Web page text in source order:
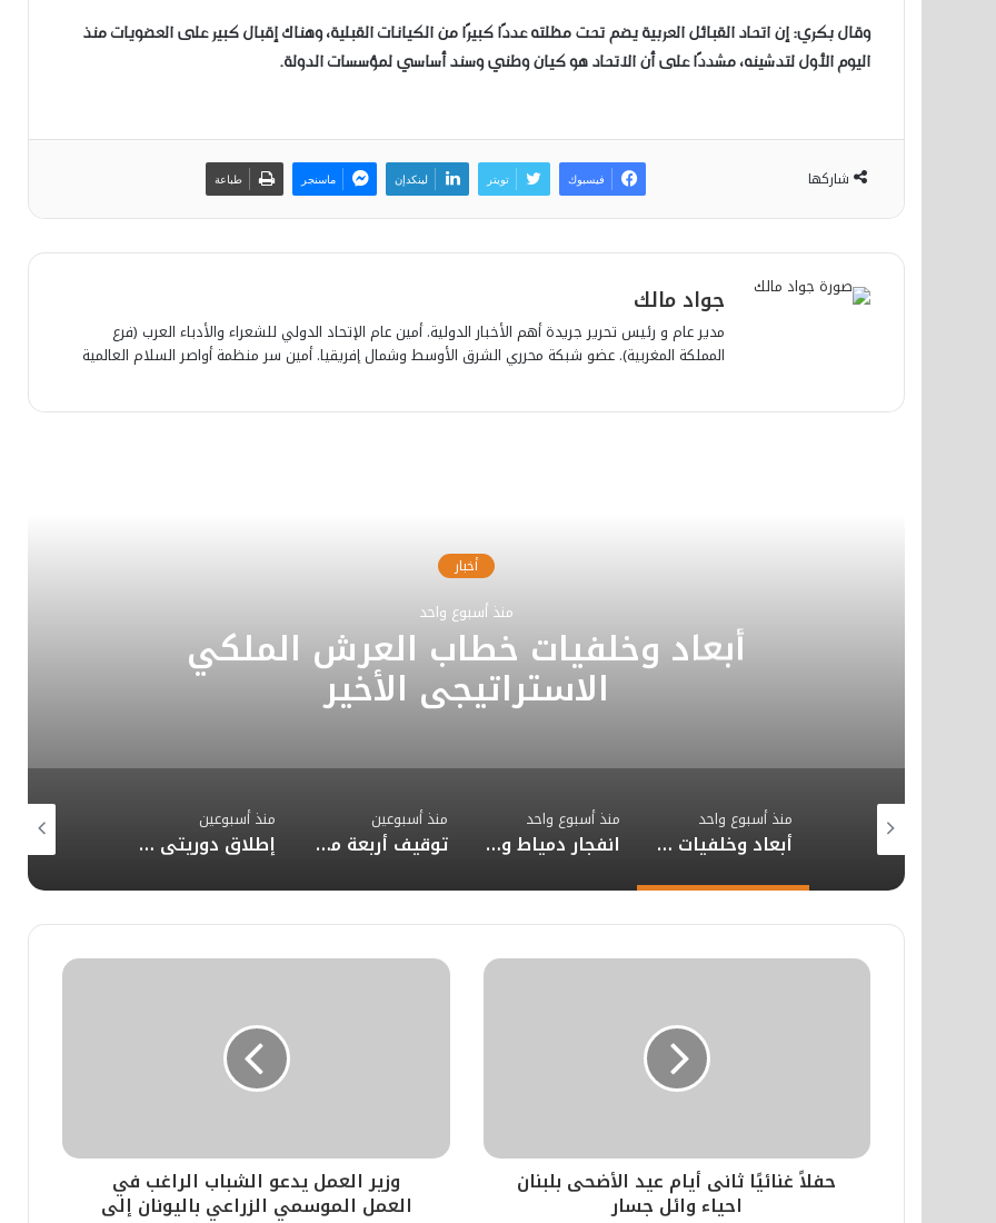
وقال بكري: إن اتحاد القبائل العربية يضم تحت مظلته عددًا كبيرًا من الكيانات القبلية، وهناك إقبال كبير على العضويات منذ
اليوم الأول لتدشينه، مشددًا على أن الاتحاد هو كيان وطني وسند أساسي لمؤسسات الدولة.
شاركها فيسبوك تويتر لينكدإن ماسنجر طباعة
جواد مالك
مدير عام و رئيس تحرير جريدة أهم الأخبار الدولية. أمين عام الإتحاد الدولي للشعراء والأدباء العرب (فرع
المملكة المغربية). عضو شبكة محرري الشرق الأوسط وشمال إفريقيا. أمين سر منظمة أواصر السلام العالمية
أخبار
منذ أسبوع واحد
أبعاد وخلفيات خطاب العرش الملكي
الاستراتيجي الأخير
منذ أسبوع واحد منذ أسبوع واحد
أبعاد وخلفيات خطاب العرش الملكي الاستراتيجي الأخير
منذ أسبوع واحد
انفجار دمياط وتوعد ترامب يشعلان أزمة الطاقة
منذ أسبوعين
توقيف أربعة متطرفين في عمليات أمنية بفاس
منذ أسبوعين
إطلاق دوريتي “أمان” و”مدار” الذكيتين بالدار البيضاء
منذ أسبوعين
حفلاً غنائيًا ثانى أيام عيد الأضحى بلبنان
احياء وائل جسار
وزير العمل يدعو الشباب الراغب في
العمل الموسمي الزراعي باليونان إلى